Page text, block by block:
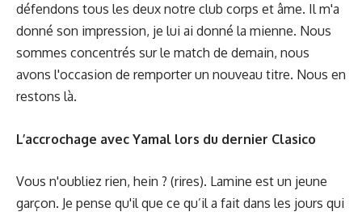
défendons tous les deux notre club corps et âme. Il m'a
donné son impression, je lui ai donné la mienne. Nous
sommes concentrés sur le match de demain, nous
avons l'occasion de remporter un nouveau titre. Nous en
restons là.
L’accrochage avec Yamal lors du dernier Clasico
Vous n'oubliez rien, hein ? (rires). Lamine est un jeune
garçon. Je pense qu'il que ce qu’il a fait dans les jours qui